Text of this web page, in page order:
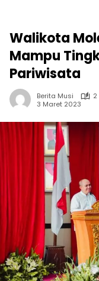
Walikota
Mampu
Pariwisata
Berita Musi
3 Maret 2023